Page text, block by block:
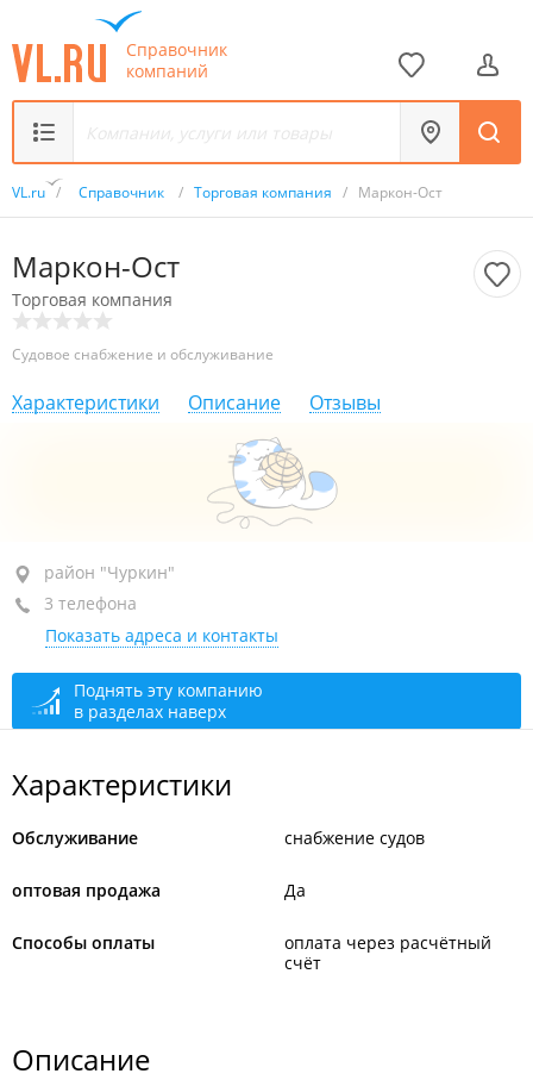
Справочник
компаний
VL.ru / Справочник / Торговая компания / Маркон-Ост
Маркон-Ост
Торговая компания
Судовое снабжение и обслуживание
Характеристики Описание Отзывы
район "Чуркин", ул. Калинина, 42
1-й этаж, оф. 103
+7 (423) 230-01-50
+7 (423) 230-01-51факс
+7 (423) 227-83-14
район "Чуркин"
3 телефона
Показать адреса и контакты
Поднять эту компанию
в разделах наверх
Характеристики
Обслуживание снабжение судов
оптовая продажа Да
Способы оплаты
оплата через расчётный
счёт
Описание